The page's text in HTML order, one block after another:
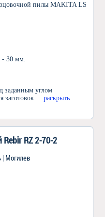
пилы MAKITA LS
- 30 мм.
заданным углом
заготовок.
... раскрыть
RZ 2-70-2
| Могилев